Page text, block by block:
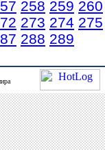
258 259 260
273 274 275
288 289